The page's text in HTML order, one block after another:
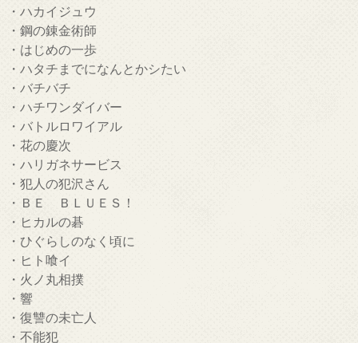
・ハカイジュウ
・鋼の錬金術師
・はじめの一歩
・ハタチまでになんとかシたい
・バチバチ
・ハチワンダイバー
・バトルロワイアル
・花の慶次
・ハリガネサービス
・犯人の犯沢さん
・ＢＥ ＢＬＵＥＳ！
・ヒカルの碁
・ひぐらしのなく頃に
・ヒト喰イ
・火ノ丸相撲
・響
・復讐の未亡人
・不能犯